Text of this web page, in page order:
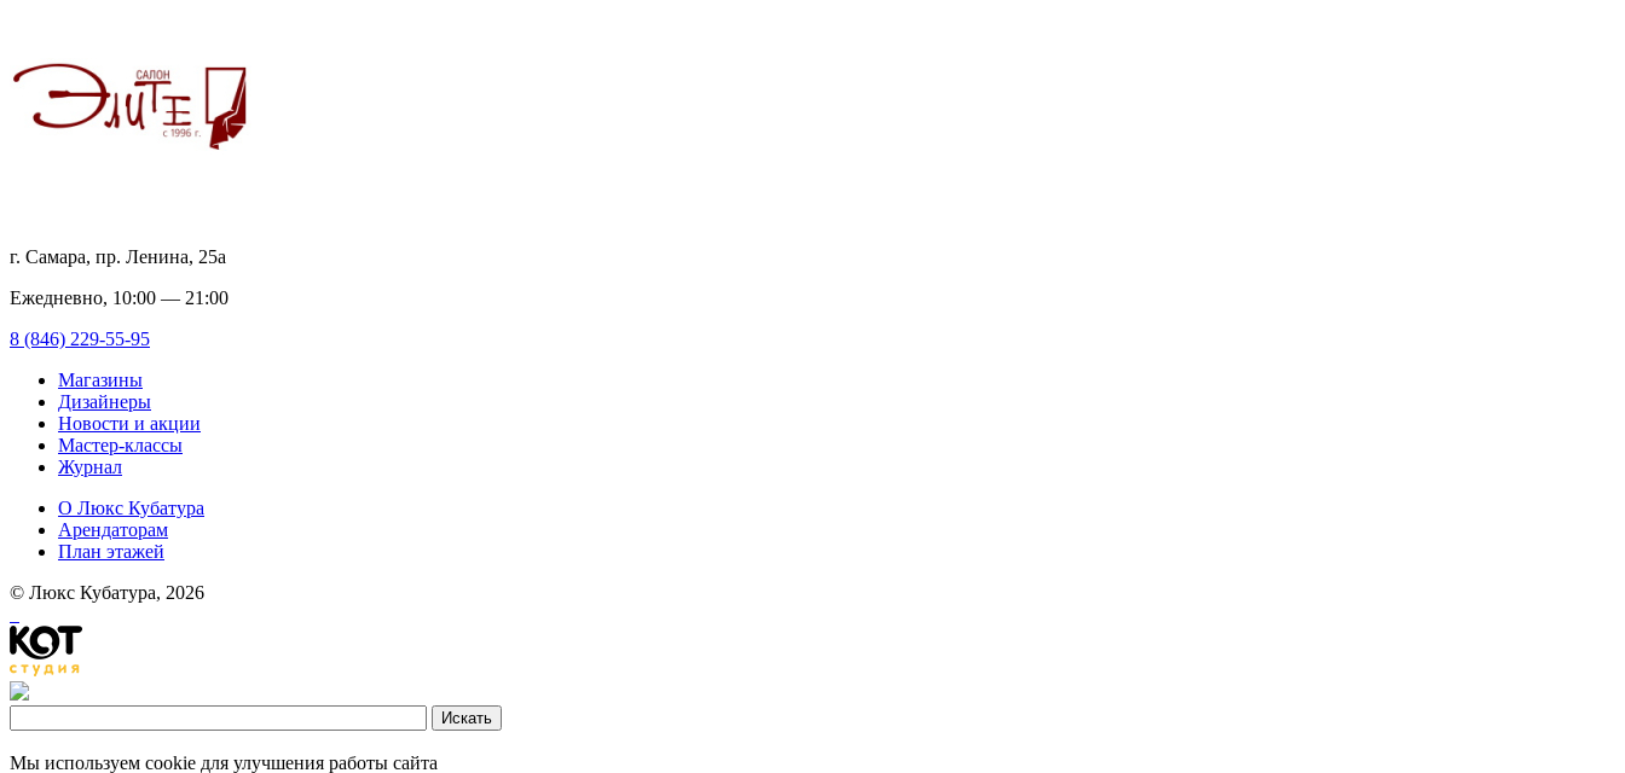
г. Самара, пр. Ленина, 25а
Ежедневно, 10:00 — 21:00
8 (846) 229-55-95
Магазины
Дизайнеры
Новости и акции
Мастер-классы
Журнал
О Люкс Кубатура
Арендаторам
План этажей
© Люкс Кубатура, 2026
Мы используем cookie для улучшения работы сайта